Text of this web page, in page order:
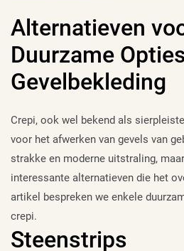
Alternatieven
Duurzame
Gevelbekleding
Crepi, ook wel bekend als
voor het afwerken van gevels van
strakke en moderne uitstraling,
interessante alternatieven die het
artikel bespreken we enkele
crepi.
Steenstrips